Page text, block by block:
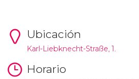
Ubicación
Karl-Liebknecht-Straße, 1.
Horario